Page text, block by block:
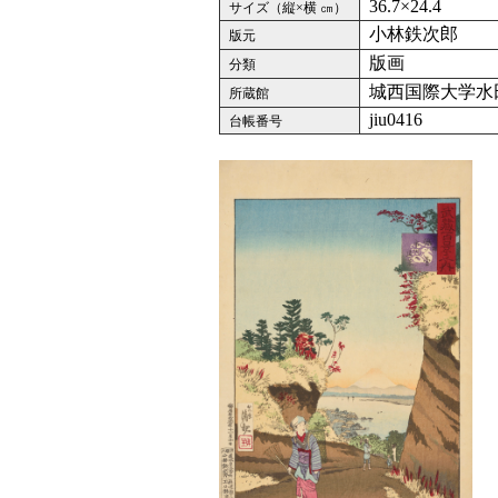
サイズ（縦×横 ㎝） 36.7×24.4
版元 小林鉄次郎
分類 版画
所蔵館 城西国際大学水
台帳番号 jiu0416